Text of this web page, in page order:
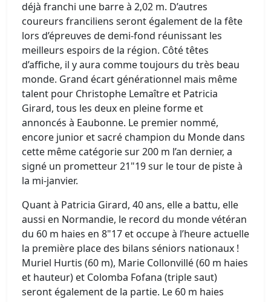
déjà franchi une barre à 2,02 m. D’autres
coureurs franciliens seront également de la fête
lors d’épreuves de demi-fond réunissant les
meilleurs espoirs de la région. Côté têtes
d’affiche, il y aura comme toujours du très beau
monde. Grand écart générationnel mais même
talent pour Christophe Lemaître et Patricia
Girard, tous les deux en pleine forme et
annoncés à Eaubonne. Le premier nommé,
encore junior et sacré champion du Monde dans
cette même catégorie sur 200 m l’an dernier, a
signé un prometteur 21"19 sur le tour de piste à
la mi-janvier.
Quant à Patricia Girard, 40 ans, elle a battu, elle
aussi en Normandie, le record du monde vétéran
du 60 m haies en 8"17 et occupe à l’heure actuelle
la première place des bilans séniors nationaux !
Muriel Hurtis (60 m), Marie Collonvillé (60 m haies
et hauteur) et Colomba Fofana (triple saut)
seront également de la partie. Le 60 m haies